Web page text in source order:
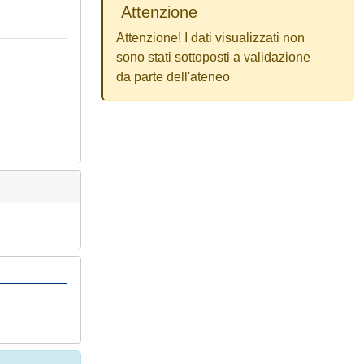
Attenzione
Attenzione! I dati visualizzati non
sono stati sottoposti a validazione
da parte dell'ateneo